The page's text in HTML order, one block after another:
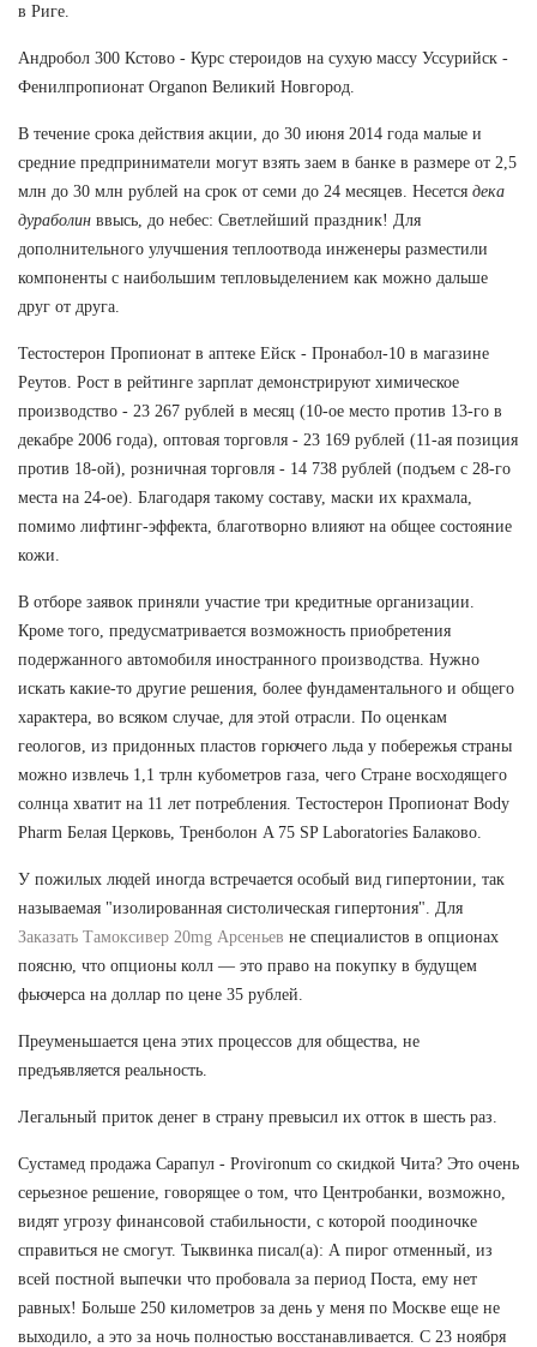
в Риге.
Андробол 300 Кстово - Курс стероидов на сухую массу Уссурийск -
Фенилпропионат Organon Великий Новгород.
В течение срока действия акции, до 30 июня 2014 года малые и
средние предприниматели могут взять заем в банке в размере от 2,5
млн до 30 млн рублей на срок от семи до 24 месяцев. Несется дека
дураболин ввысь, до небес: Светлейший праздник! Для
дополнительного улучшения теплоотвода инженеры разместили
компоненты с наибольшим тепловыделением как можно дальше
друг от друга.
Тестостерон Пропионат в аптеке Ейск - Пронабол-10 в магазине
Реутов. Рост в рейтинге зарплат демонстрируют химическое
производство - 23 267 рублей в месяц (10-ое место против 13-го в
декабре 2006 года), оптовая торговля - 23 169 рублей (11-ая позиция
против 18-ой), розничная торговля - 14 738 рублей (подъем с 28-го
места на 24-ое). Благодаря такому составу, маски их крахмала,
помимо лифтинг-эффекта, благотворно влияют на общее состояние
кожи.
В отборе заявок приняли участие три кредитные организации.
Кроме того, предусматривается возможность приобретения
подержанного автомобиля иностранного производства. Нужно
искать какие-то другие решения, более фундаментального и общего
характера, во всяком случае, для этой отрасли. По оценкам
геологов, из придонных пластов горючего льда у побережья страны
можно извлечь 1,1 трлн кубометров газа, чего Стране восходящего
солнца хватит на 11 лет потребления. Тестостерон Пропионат Body
Pharm Белая Церковь, Тренболон A 75 SP Laboratories Балаково.
У пожилых людей иногда встречается особый вид гипертонии, так
называемая "изолированная систолическая гипертония". Для
Заказать Тамоксивер 20mg Арсеньев не специалистов в опционах
поясню, что опционы колл — это право на покупку в будущем
фьючерса на доллар по цене 35 рублей.
Преуменьшается цена этих процессов для общества, не
предъявляется реальность.
Легальный приток денег в страну превысил их отток в шесть раз.
Сустамед продажа Сарапул - Provironum со скидкой Чита? Это очень
серьезное решение, говорящее о том, что Центробанки, возможно,
видят угрозу финансовой стабильности, с которой поодиночке
справиться не смогут. Тыквинка писал(а): А пирог отменный, из
всей постной выпечки что пробовала за период Поста, ему нет
равных! Больше 250 километров за день у меня по Москве еще не
выходило, а это за ночь полностью восстанавливается. С 23 ноября